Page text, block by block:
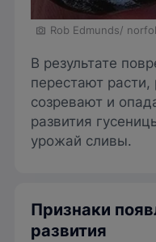
Rob Edmunds/
В результате
перестают
созревают и
развития
урожай сливы.
Признаки
развития